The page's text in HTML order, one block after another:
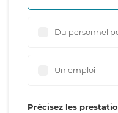
Du personnel
Un emploi
Précisez les